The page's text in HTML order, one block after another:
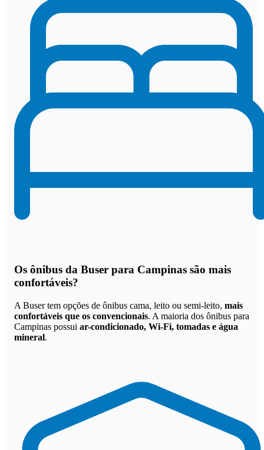
Os ônibus da Buser para Campinas são mais
confortáveis?
A Buser tem opções de ônibus cama, leito ou semi-leito, mais
confortáveis que os convencionais. A maioria dos ônibus para
Campinas possui ar-condicionado, Wi-Fi, tomadas e água
mineral.